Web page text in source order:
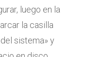
luego en la
la casilla
sistema» y